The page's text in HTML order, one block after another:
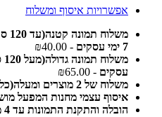
אפשרויות איסוף ומשלוח
7 ימי עסקים
- ₪40.00
עסקים - ₪65.00
משלוח של 2 מוצרים ומעלה(כל מידה) 5-12 ימי עסקים
איסוף עצמי מחנות המפעל
הובלה והתקנת התמונות עד 4 מוצרים (לא באילת)